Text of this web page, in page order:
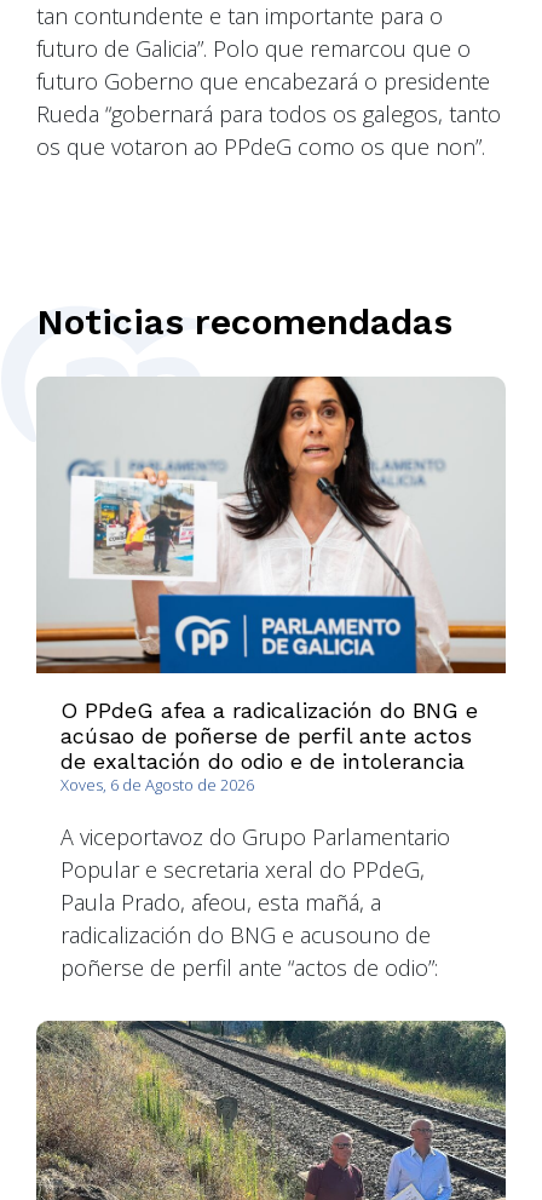
tan contundente e tan importante para o
futuro de Galicia”. Polo que remarcou que o
futuro Goberno que encabezará o presidente
Rueda “gobernará para todos os galegos, tanto
os que votaron ao PPdeG como os que non”.
Noticias recomendadas
O PPdeG afea a radicalización do BNG e
acúsao de poñerse de perfil ante actos
de exaltación do odio e de intolerancia
Xoves, 6 de Agosto de 2026
A viceportavoz do Grupo Parlamentario
Popular e secretaria xeral do PPdeG,
Paula Prado, afeou, esta mañá, a
radicalización do BNG e acusouno de
poñerse de perfil ante “actos de odio”: